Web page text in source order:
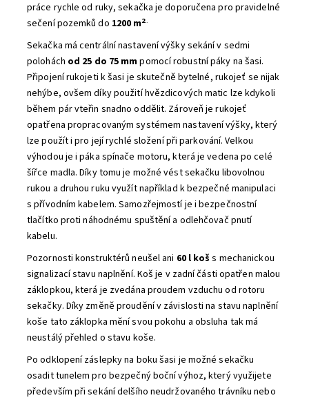
práce rychle od ruky, sekačka je doporučena pro pravidelné
sečení pozemků do 1200 m2.
Sekačka má centrální nastavení výšky sekání v sedmi
polohách od 25 do 75 mmpomocí robustní páky na šasi.
Připojení rukojeti k šasi je skutečně bytelné, rukojeť se nijak
nehýbe, ovšem díky použití hvězdicových matic lze kdykoli
během pár vteřin snadno oddělit. Zároveň je rukojeť
opatřena propracovaným systémem nastavení výšky, který
lze použít i pro její rychlé složení při parkování. Velkou
výhodou je i páka spínače motoru, která je vedena po celé
šířce madla. Díky tomu je možné vést sekačku libovolnou
rukou a druhou ruku využít například k bezpečné manipulaci
s přívodním kabelem. Samozřejmostí je i bezpečnostní
tlačítko proti náhodnému spuštění a odlehčovač pnutí
kabelu.
Pozornosti konstruktérů neušel ani 60 l koš s mechanickou
signalizací stavu naplnění. Koš je v zadní části opatřen malou
záklopkou, která je zvedána proudem vzduchu od rotoru
sekačky. Díky změně proudění v závislosti na stavu naplnění
koše tato záklopka mění svou pokohu a obsluha tak má
neustálý přehled o stavu koše.
Po odklopení záslepky na boku šasi je možné sekačku
osadit tunelem pro bezpečný boční výhoz, který využijete
především při sekání delšího neudržovaného trávníku nebo